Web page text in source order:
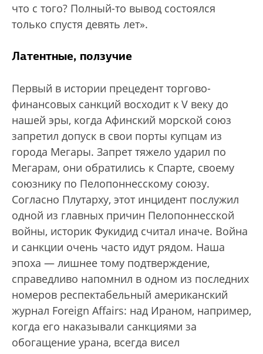
что с того? Полный-то вывод состоялся
только спустя девять лет».
Латентные, ползучие
Первый в истории прецедент торгово-
финансовых санкций восходит к V веку до
нашей эры, когда Афинский морской союз
запретил допуск в свои порты купцам из
города Мегары. Запрет тяжело ударил по
Мегарам, они обратились к Спарте, своему
союзнику по Пелопоннесскому союзу.
Согласно Плутарху, этот инцидент послужил
одной из главных причин Пелопоннесской
войны, историк Фукидид считал иначе. Война
и санкции очень часто идут рядом. Наша
эпоха — лишнее тому подтверждение,
справедливо напомнил в одном из последних
номеров респектабельный американский
журнал Foreign Affairs: над Ираном, например,
когда его наказывали санкциями за
обогащение урана, всегда висел